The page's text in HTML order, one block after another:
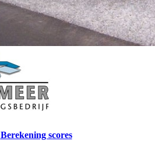
Berekening scores